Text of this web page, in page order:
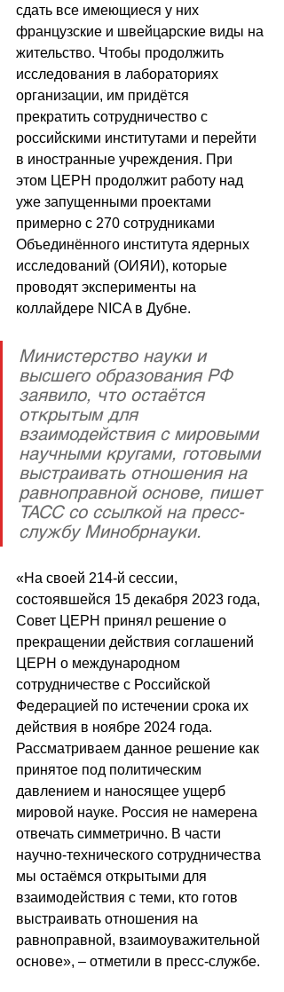
сдать все имеющиеся у них
французские и швейцарские виды на
жительство. Чтобы продолжить
исследования в лабораториях
организации, им придётся
прекратить сотрудничество с
российскими институтами и перейти
в иностранные учреждения. При
этом ЦЕРН продолжит работу над
уже запущенными проектами
примерно с 270 сотрудниками
Объединённого института ядерных
исследований (ОИЯИ), которые
проводят эксперименты на
коллайдере NICA в Дубне.
Министерство науки и
высшего образования РФ
заявило, что остаётся
открытым для
взаимодействия с мировыми
научными кругами, готовыми
выстраивать отношения на
равноправной основе, пишет
ТАСС со ссылкой на пресс-
службу Минобрнауки.
«На своей 214-й сессии,
состоявшейся 15 декабря 2023 года,
Совет ЦЕРН принял решение о
прекращении действия соглашений
ЦЕРН о международном
сотрудничестве с Российской
Федерацией по истечении срока их
действия в ноябре 2024 года.
Рассматриваем данное решение как
принятое под политическим
давлением и наносящее ущерб
мировой науке. Россия не намерена
отвечать симметрично. В части
научно-технического сотрудничества
мы остаёмся открытыми для
взаимодействия с теми, кто готов
выстраивать отношения на
равноправной, взаимоуважительной
основе», – отметили в пресс-службе.